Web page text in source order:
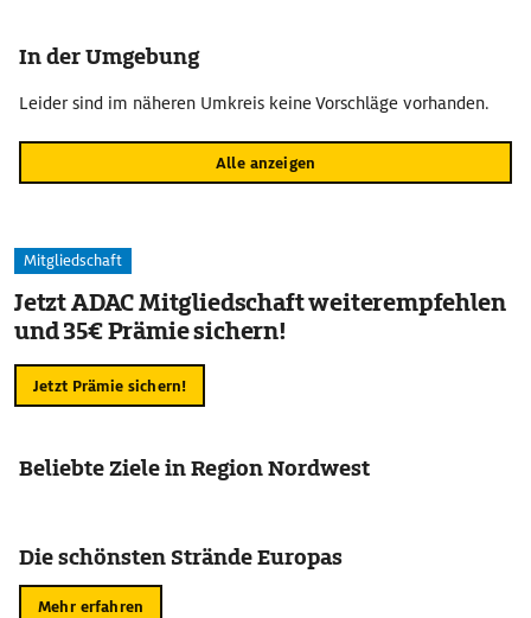
In der Umgebung
Leider sind im näheren Umkreis keine Vorschläge vorhanden.
Alle anzeigen
Mitgliedschaft
Jetzt ADAC Mitgliedschaft weiterempfehlen
und 35€ Prämie sichern!
Jetzt Prämie sichern!
Beliebte Ziele in Region Nordwest
Die schönsten Strände Europas
Mehr erfahren